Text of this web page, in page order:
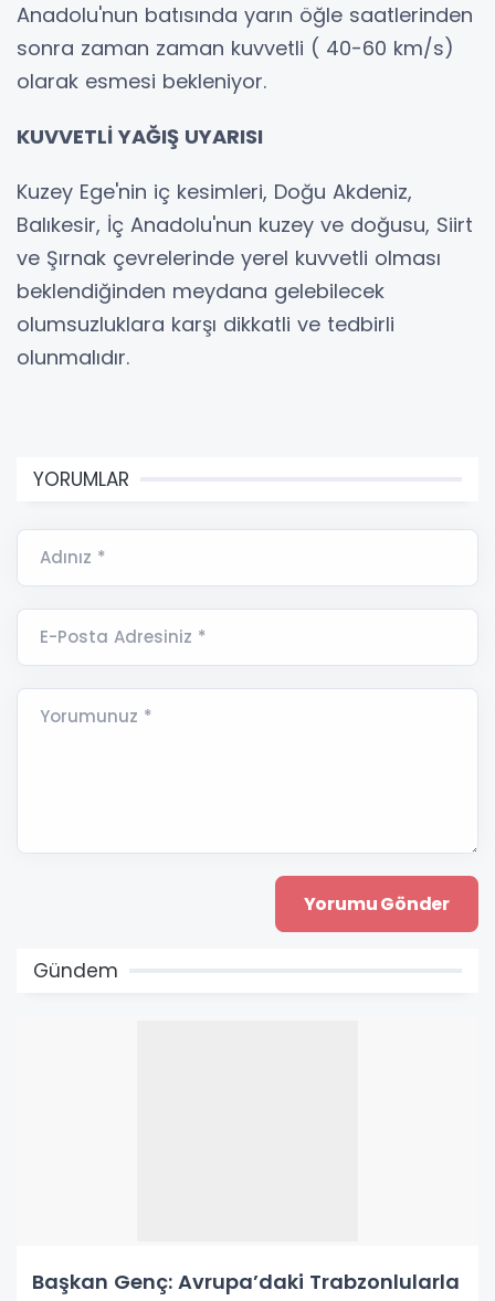
Anadolu'nun batısında yarın öğle saatlerinden
sonra zaman zaman kuvvetli ( 40-60 km/s)
olarak esmesi bekleniyor.
KUVVETLİ YAĞIŞ UYARISI
Kuzey Ege'nin iç kesimleri, Doğu Akdeniz,
Balıkesir, İç Anadolu'nun kuzey ve doğusu, Siirt
ve Şırnak çevrelerinde yerel kuvvetli olması
beklendiğinden meydana gelebilecek
olumsuzluklara karşı dikkatli ve tedbirli
olunmalıdır.
YORUMLAR
Adınız *
E-Posta Adresiniz *
Yorumunuz *
Gündem
Başkan Genç: Avrupa’daki Trabzonlularla